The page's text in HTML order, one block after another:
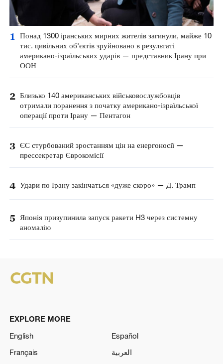
1
Понад 1300 іранських мирних жителів загинули, майже 10
тис. цивільних об'єктів зруйновано в результаті
американо-ізраїльських ударів — представник Ірану при
ООН
2 Близько 140 американських військовослужбовців
отримали поранення з початку американо-ізраїльської
операції проти Ірану — Пентагон
3 ЄС стурбований зростанням цін на енергоносії —
прессекретар Єврокомісії
4 Удари по Ірану закінчаться «дуже скоро» — Д. Трамп
5
Японія призупинила запуск ракети H3 через системну
аномалію
EXPLORE MORE
English
Español
Français
العربية